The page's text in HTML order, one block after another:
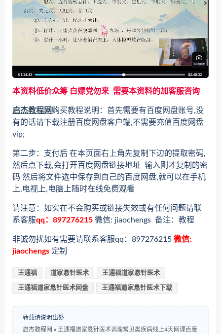
本资料低价众筹 白嫖党勿来 需要本资料的加客服咨询
启杰教程网购买教程说明：首先需要有百度网盘账号,没
有的话请下载注册百度网盘客户端,不需要充值百度网盘
vip;
第二步：支付后 在本页面右上角先复制下边的提取密码,
然后点下载,会打开百度网盘链接地址 输入刚才复制的密
码 然后将文件选中保存到自己的百度网盘,就可以在手机
上,电视上,电脑上随时在线免费观看
请注意：如实在不会购买或链接失效或有任何问题请联
系客服qq：897276215 微信: jiaochengs 备注：教程
非诚勿扰如有需要请联系客服qq：897276215 微信:
jiaochengs 定制
王通福 道家悬针医术 王通福道家悬针医术
王通福道家悬针医术网盘 王通福道家悬针医术下载
转载请说明出处
启杰教程网 » 王通福道家悬针医术调理常见类疾病线上4天网课百度